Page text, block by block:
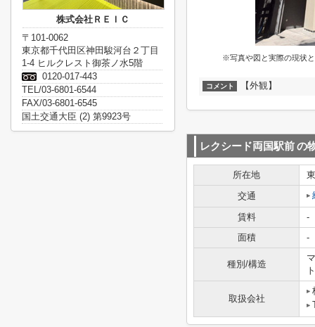
※写真や図と実際の現状
コメント 【外観】
レクシード両国駅前の
所在地
交通
賃料
-
面積
-
種別/構造
ト
取扱会社
株式会社ＲＥＩＣ
〒101-0062
東京都千代田区神田駿河台２丁目
1-4 ヒルクレスト御茶ノ水5階
0120-017-443
TEL/03-6801-6544
FAX/03-6801-6545
国土交通大臣 (2) 第9923号